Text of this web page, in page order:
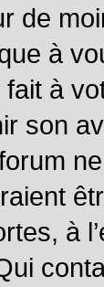
de
à
fait à
son
à